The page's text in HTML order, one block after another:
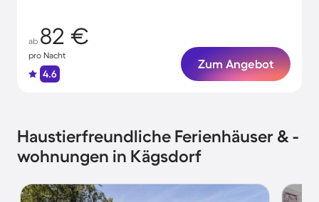
ab 82 €
pro Nacht
4.6
Zum Angebot
Haustierfreundliche Ferienhäuser & -
wohnungen in Kägsdorf